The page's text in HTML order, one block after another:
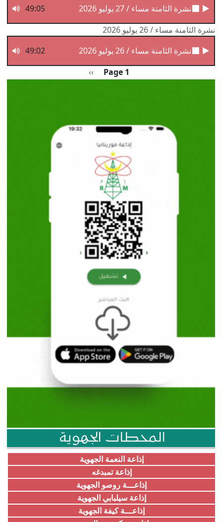
نشرة الثامنة مساء / 27 يوليو 2026
49:05
نشرة الثامنة مساء / 26 يوليو 2026
نشرة الثامنة مساء / 26 يوليو 2026
49:02
Page 1 الصفحة التالية
››
المحطات الجهوية
إذاعة النعمة الجهوية
إذاعة تمبدغه
إذاعـــة روصو الجهوية
إذاعة سيلبابي الجهوية
إذاعـــة كيفة الجهوية